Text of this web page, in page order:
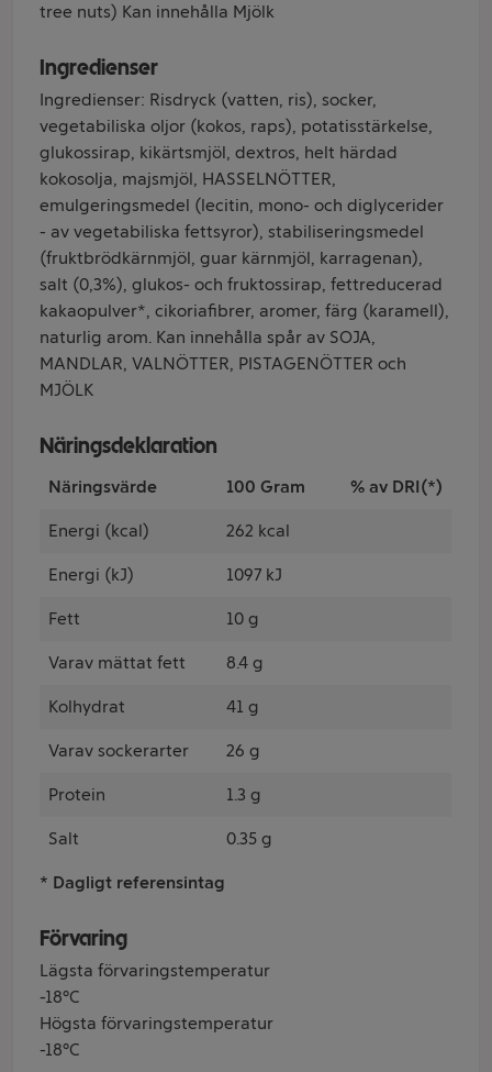
tree nuts) Kan innehålla Mjölk
Ingredienser
Ingredienser: Risdryck (vatten, ris), socker,
vegetabiliska oljor (kokos, raps), potatisstärkelse,
glukossirap, kikärtsmjöl, dextros, helt härdad
kokosolja, majsmjöl, HASSELNÖTTER,
emulgeringsmedel (lecitin, mono- och diglycerider
- av vegetabiliska fettsyror), stabiliseringsmedel
(fruktbrödkärnmjöl, guar kärnmjöl, karragenan),
salt (0,3%), glukos- och fruktossirap, fettreducerad
kakaopulver*, cikoriafibrer, aromer, färg (karamell),
naturlig arom. Kan innehålla spår av SOJA,
MANDLAR, VALNÖTTER, PISTAGENÖTTER och
MJÖLK
Näringsdeklaration
Näringsvärde 100 Gram % av DRI(*)
Energi (kcal) 262 kcal
Energi (kJ) 1097 kJ
Fett 10 g
Varav mättat fett 8.4 g
Kolhydrat 41 g
Varav sockerarter 26 g
Protein 1.3 g
Salt 0.35 g
* Dagligt referensintag
Förvaring
Lägsta förvaringstemperatur
-18°C
Högsta förvaringstemperatur
-18°C